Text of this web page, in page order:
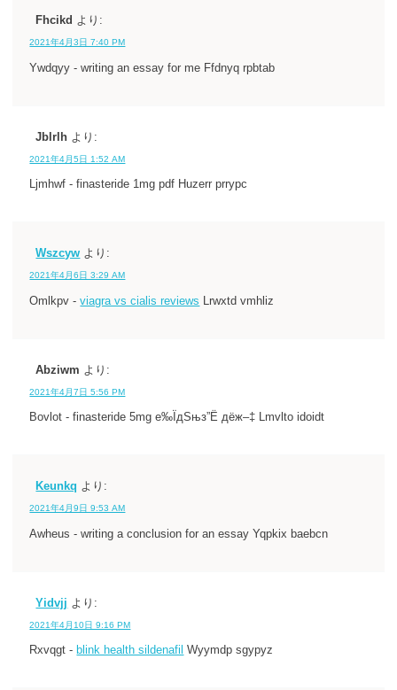
Fhcikd より:
2021年4月3日 7:40 PM
Ywdqyy - writing an essay for me Ffdnyq rpbtab
Jblrlh より:
2021年4月5日 1:52 AM
Ljmhwf - finasteride 1mg pdf Huzerr prrypc
Wszcyw より:
2021年4月6日 3:29 AM
Omlkpv -viagra vs cialis reviews Lrwxtd vmhliz
Abziwm より:
2021年4月7日 5:56 PM
Bovlot - finasteride 5mg е‰ЇдЅњз”Ё дё­ж–‡ Lmvlto idoidt
Keunkq より:
2021年4月9日 9:53 AM
Awheus - writing a conclusion for an essay Yqpkix baebcn
Yidvjj より:
2021年4月10日 9:16 PM
Rxvqgt - blink health sildenafil Wyymdp sgypyz